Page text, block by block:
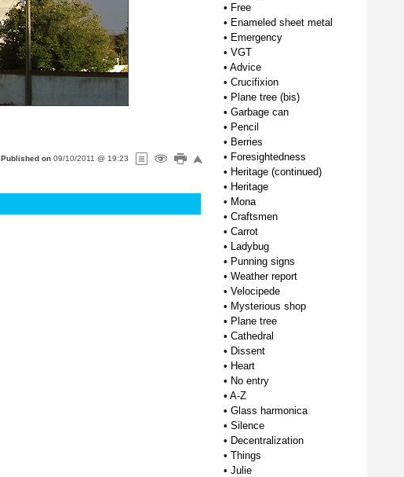
Published on 09/10/2011 @ 19:23
• Free
• Enameled sheet metal
• Emergency
• VGT
• Advice
• Crucifixion
• Plane tree (bis)
• Garbage can
• Pencil
• Berries
• Foresightedness
• Heritage (continued)
• Heritage
• Mona
• Craftsmen
• Carrot
• Ladybug
• Punning signs
• Weather report
• Velocipede
• Mysterious shop
• Plane tree
• Cathedral
• Dissent
• Heart
• No entry
• A-Z
• Glass harmonica
• Silence
• Decentralization
• Things
• Julie